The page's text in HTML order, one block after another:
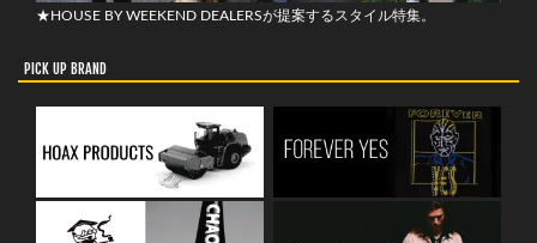
★HOUSE BY WEEKEND DEALERSが提案するスタイル特集。
PICK UP BRAND